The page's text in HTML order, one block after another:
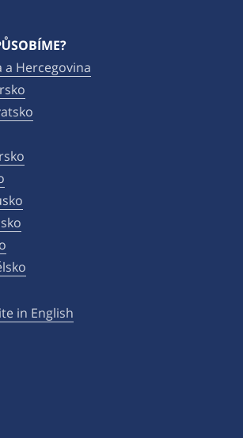
a Hercegovina
in English